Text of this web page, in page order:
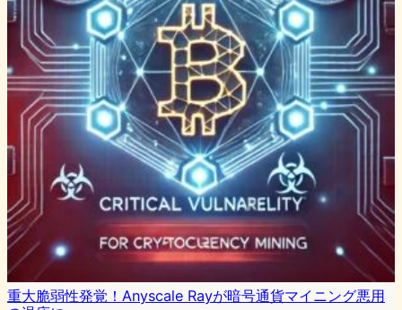
重大脆弱性発覚！Anyscale Rayが暗号通貨マイニング悪用